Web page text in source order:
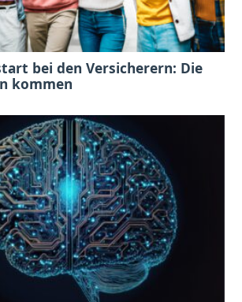
bei den Versicherern: Die
kommen